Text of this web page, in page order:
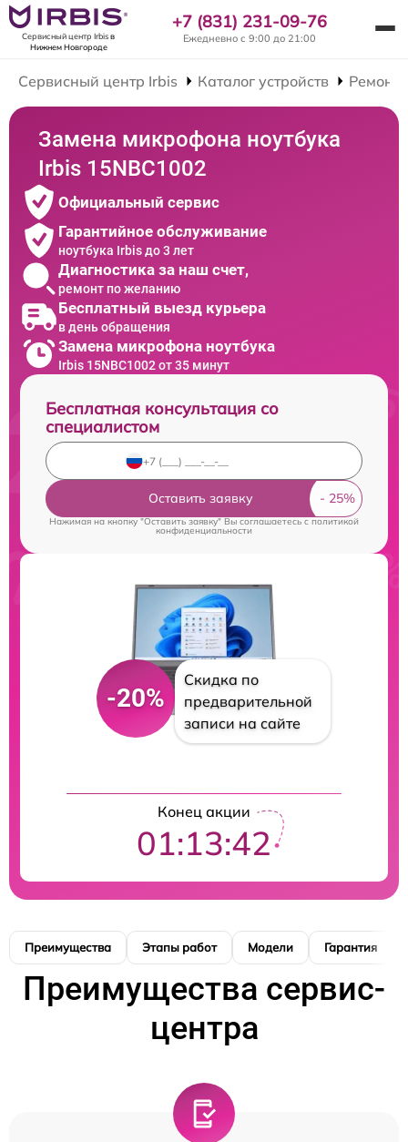
Сервисный центр Irbisв
Нижнем Новгороде
+7 (831) 231-09-76
Ежедневно с 9:00 до 21:00
Сервисный центр Irbis Каталог устройств Ремонт
Замена микрофона ноутбука
Irbis 15NBC1002
Официальный сервис
Гарантийное обслуживание
ноутбука Irbis до 3 лет
Диагностика за наш счет,
ремонт по желанию
Бесплатный выезд курьера
в день обращения
Замена микрофона ноутбука
Irbis 15NBC1002 от 35 минут
Бесплатная консультация со
специалистом
Оставить заявку
Нажимая на кнопку "Оставить заявку" Вы соглашаетесь c политикой
конфиденциальности
-20%
Скидка по
предварительной
записи на сайте
Конец акции
01:13:41
Преимущества Этапы работ Модели Гарантия
Преимущества сервис-
центра